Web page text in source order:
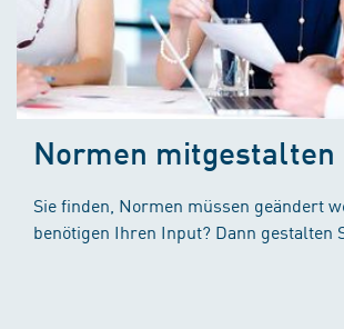
Normen mitgestalten
Sie finden, Normen müssen geändert
benötigen Ihren Input? Dann gestalten